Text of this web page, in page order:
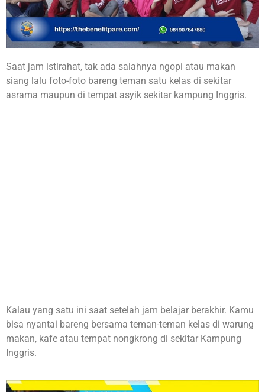
Saat jam istirahat, tak ada salahnya ngopi atau makan
siang lalu foto-foto bareng teman satu kelas di sekitar
asrama maupun di tempat asyik sekitar kampung Inggris.
Kalau yang satu ini saat setelah jam belajar berakhir. Kamu
bisa nyantai bareng bersama teman-teman kelas di warung
makan, kafe atau tempat nongkrong di sekitar Kampung
Inggris.